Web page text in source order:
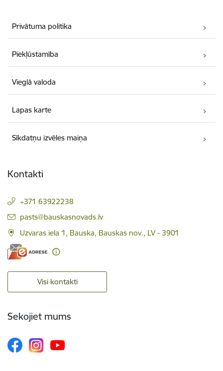
Privātuma politika
Piekļūstamība
Vieglā valoda
Lapas karte
Sīkdatņu izvēles maiņa
Kontakti
+371 63922238
E-pasts:
pasts@bauskasnovads.lv
Uzvaras iela 1, Bauska, Bauskas nov., LV - 3901
Visi kontakti
Sekojiet mums